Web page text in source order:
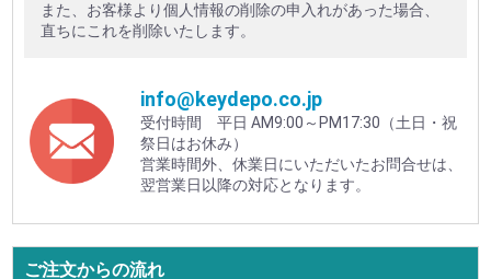
また、お客様より個人情報の削除の申入れがあった場合、
直ちにこれを削除いたします。
info@keydepo.co.jp
受付時間 平日 AM9:00～PM17:30（土日・祝
祭日はお休み）
営業時間外、休業日にいただいたお問合せは、
翌営業日以降の対応となります。
ご注文からの流れ